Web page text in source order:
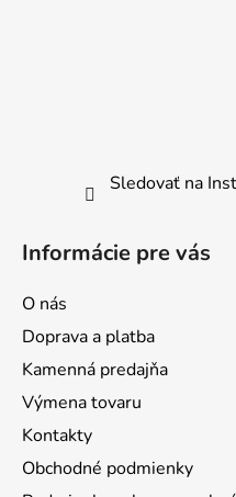
Sledovať na
Informácie pre vás
O nás
Doprava a platba
Kamenná predajňa
Výmena tovaru
Kontakty
Obchodné podmienky